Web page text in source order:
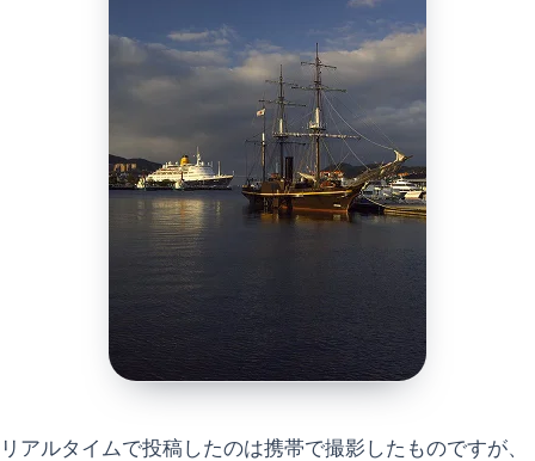
リアルタイムで投稿したのは携帯で撮影したものですが、